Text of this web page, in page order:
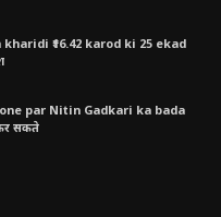
₹16.42 karod ki 25 ekad
par Nitin Gadkari ka bada
सकते